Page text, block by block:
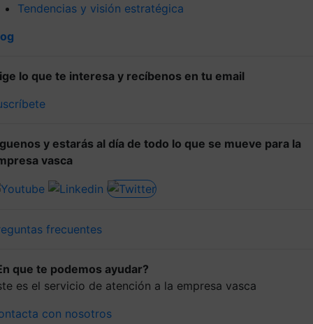
Tendencias y visión estratégica
lo que te interesa y recíbenos en tu email
y estarás al día de todo lo que se mueve para la
vasca
frecuentes
que te podemos ayudar?
es el servicio de atención a la empresa vasca
con nosotros